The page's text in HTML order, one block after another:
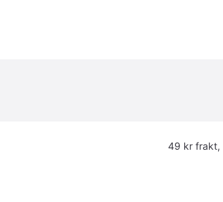
49 kr frakt,